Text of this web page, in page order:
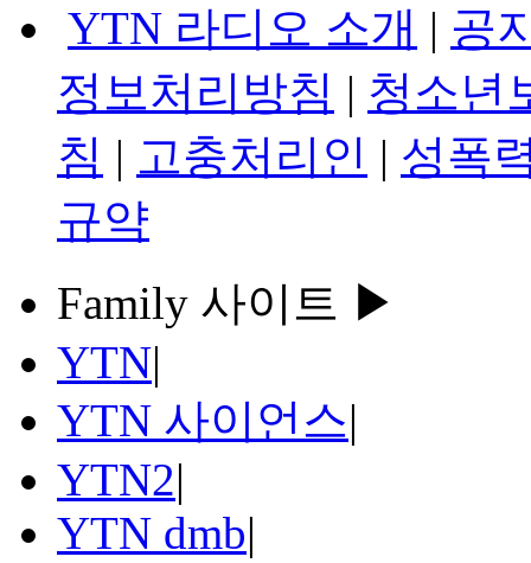
YTN 라디오 소개 | 공
정보처리방침 | 청소년
침 | 고충처리인 | 성폭
규약
Family 사이트 ▶
YTN|
YTN 사이언스|
YTN2|
YTN dmb|